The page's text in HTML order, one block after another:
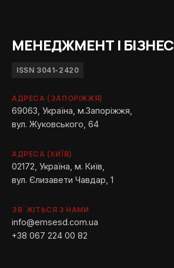
МЕНЕДЖМЕНТ І БІЗНЕС
ISSN 3041-2420
АДРЕСА (ЗАПОРІЖЖЯ)
69063, Україна, м.Запоріжжя,
вул. Жуковського, 64
АДРЕСА (КИЇВ)
02172, Україна, м. Київ,
вул. Єлизавети Чавдар, 1
ЗВ`ЖІТЬСЯ З НАМИ
info@emsesd.com.ua
+38 067 224 00 82